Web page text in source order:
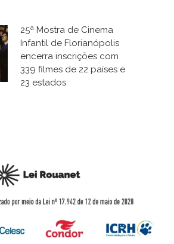
25ª Mostra de Cinema
Infantil de Florianópolis
encerra inscrições com
339 filmes de 22 países e
23 estados